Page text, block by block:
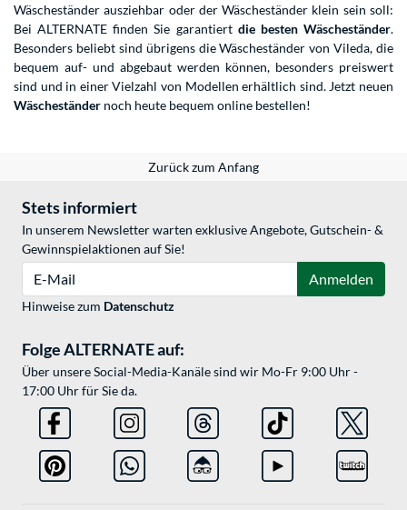
Wäscheständer ausziehbar oder der Wäscheständer klein sein soll:
Bei ALTERNATE finden Sie garantiert die besten Wäscheständer.
Besonders beliebt sind übrigens die Wäscheständer von Vileda, die
bequem auf- und abgebaut werden können, besonders preiswert
sind und in einer Vielzahl von Modellen erhältlich sind. Jetzt neuen
Wäscheständer noch heute bequem online bestellen!
Zurück zum Anfang
Stets informiert
In unserem Newsletter warten exklusive Angebote, Gutschein- &
Gewinnspielaktionen auf Sie!
Anmelden
Hinweise zum Datenschutz
Folge ALTERNATE auf:
Über unsere Social-Media-Kanäle sind wir Mo-Fr 9:00 Uhr -
17:00 Uhr für Sie da.